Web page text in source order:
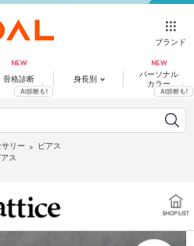
ブランド
骨格診断 身長別
パーソナル
カラー
リー
ピアス
ス